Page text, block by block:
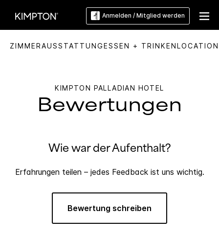
Anmelden / Mitglied werden
ZIMMERAUSSTATTUNGESSEN + TRINKENLOCATION
KIMPTON PALLADIAN HOTEL
Bewertungen
Wie war der Aufenthalt?
Erfahrungen teilen – jedes Feedback ist uns wichtig.
Bewertung schreiben